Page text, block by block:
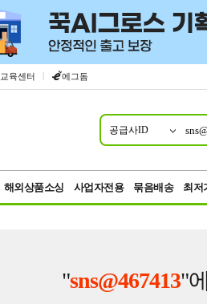
교육센터 | 에그돔
공급사ID
해외상품소싱 사업자전용 묶음배송 최저
"sns@467413"